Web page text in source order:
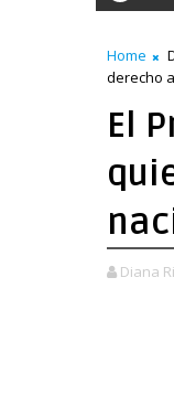
Home
derecho
El
Diana